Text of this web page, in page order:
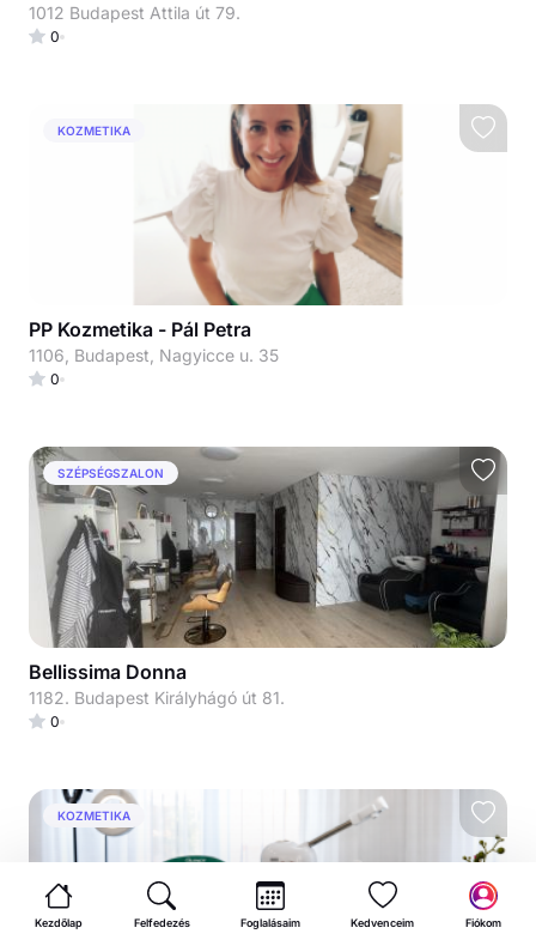
1012 Budapest Attila út 79.
0
KOZMETIKA
PP Kozmetika - Pál Petra
1106, Budapest, Nagyicce u. 35
0
SZÉPSÉGSZALON
Bellissima Donna
1182. Budapest Királyhágó út 81.
0
KOZMETIKA
Kezdőlap Felfedezés Foglalásaim Kedvenceim Fiókom